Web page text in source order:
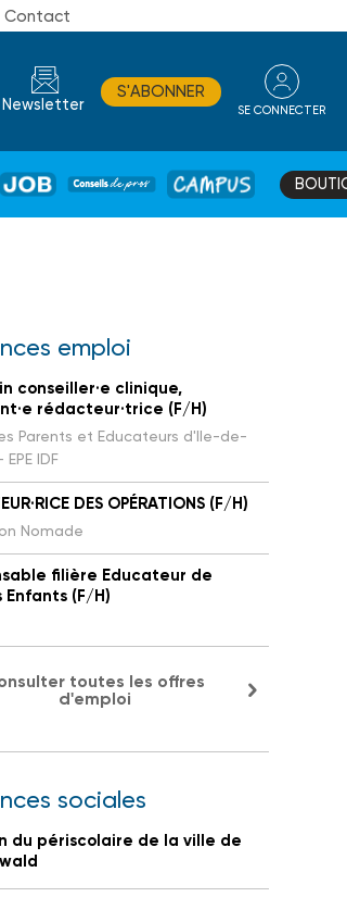
Contact
Newsletter
S'ABONNER
SE CONNECTER
JOB
DE
CAMPUS
emploi
conseiller·e clinique,
rédacteur·trice (F/H)
Parents et Educateurs d'Ile-de-
IDF
DES OPÉRATIONS (F/H)
Nomade
filière Educateur de
Enfants (F/H)
toutes les offres
d'emploi
sociales
du périscolaire de la ville de